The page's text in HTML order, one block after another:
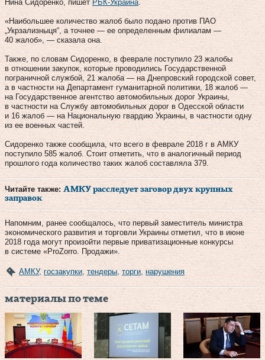
Нина Сидоренко, пишет РБК-Украина
«Наибольшее количество жалоб было подано против ПАО
„Укрзализныця“, а точнее — ее определенным филиалам —
40 жалоб», — сказала она.
Также, по словам Сидоренко, в феврале поступило 23 жалобы
в отношении закупок, которые проводились Государственной
пограничной службой, 21 жалоба — на Днепровский городской совет,
а в частности на Департамент гуманитарной политики, 18 жалоб —
на Государственное агентство автомобильных дорог Украины,
в частности на Службу автомобильных дорог в Одесской области
и 16 жалоб — на Национальную гвардию Украины, в частности одну
из ее военных частей.
Сидоренко также сообщила, что всего в феврале 2018 г в АМКУ
поступило 585 жалоб. Стоит отметить, что в аналогичный период
прошлого года количество таких жалоб составляла 379.
Читайте также: АМКУ расследует заговор двух крупных
заправок
Напомним, ранее сообщалось, что первый заместитель министра
экономического развития и торговли Украины отметил, что в июне
2018 года могут произойти первые приватизационные конкурсы
в системе «ProZorro. Продажи».
АМКУ, госзакупки тендеры торги нарушения
материалы по теме